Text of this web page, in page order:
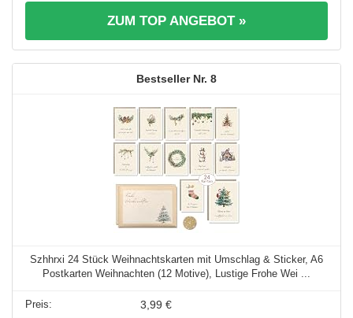
ZUM TOP ANGEBOT »
8
Szhhrxi 24 Stück Weihnachtskarten mit Umschlag & Sticker, A6
Postkarten Weihnachten (12 Motive), Lustige Frohe Wei ...
3,99 €